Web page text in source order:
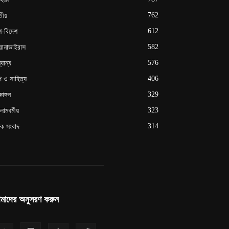
762
বিদেশ 612
582
576
ও সাহিত্য 406
329
323
সংবাদ 314
অনুসরণ করুন